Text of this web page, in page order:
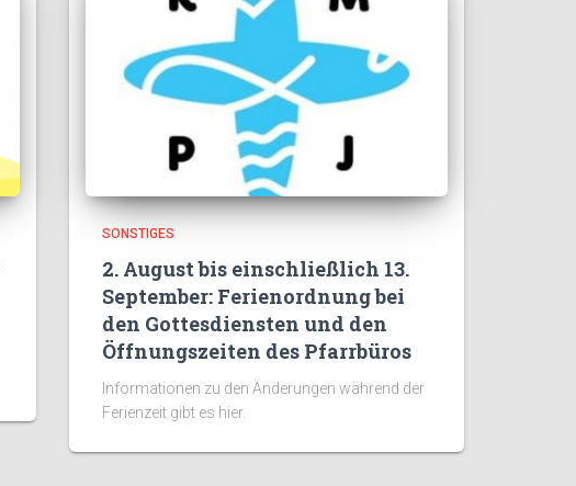
SONSTIGES
2. August bis einschließlich 13.
September: Ferienordnung bei
den Gottesdiensten und den
Öffnungszeiten des Pfarrbüros
Informationen zu den Änderungen während der
Ferienzeit gibt es hier.